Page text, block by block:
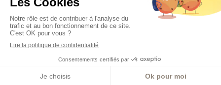
3 Zone Artisanale Les Groies
79260 Sainte-Néomaye
France
Afficher le téléphone